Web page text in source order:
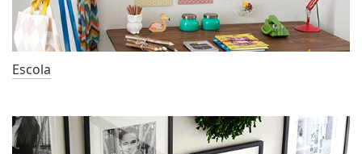
Escola